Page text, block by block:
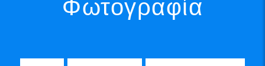
Φωτογραφία